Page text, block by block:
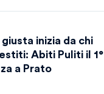
inizia da chi
Abiti Puliti il 1°
a Prato